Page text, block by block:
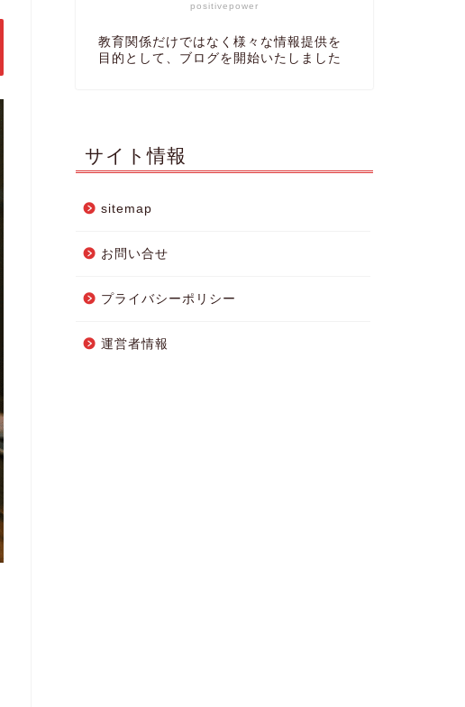
positivepower
教育関係だけではなく様々な情報提供を
目的として、ブログを開始いたしました
サイト情報
sitemap
お問い合せ
プライバシーポリシー
運営者情報